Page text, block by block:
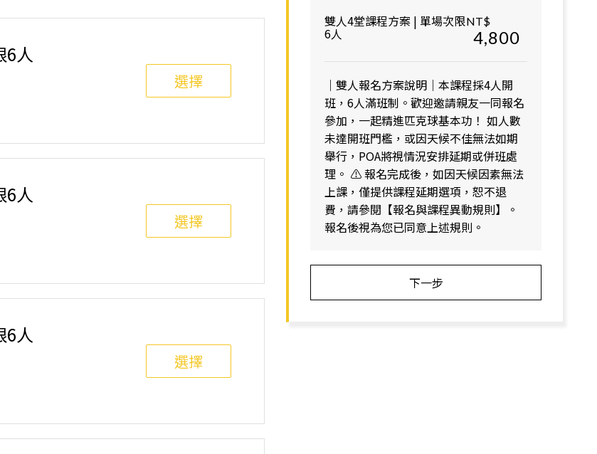
6人
選擇
請親友一同報名參加，一起精進匹克球基
退費，請參閱【報名與課程異動規則】。報
6人
選擇
請親友一同報名參加，一起精進匹克球基
退費，請參閱【報名與課程異動規則】。報
6人
選擇
請親友一同報名參加，一起精進匹克球基
雙人4堂課程方案 | 單場次限
6人
NT$
4,800
｜雙人報名方案說明｜本課程採4人開
班，6人滿班制。歡迎邀請親友一同報名
參加，一起精進匹克球基本功！ 如人數
未達開班門檻，或因天候不佳無法如期
舉行，POA將視情況安排延期或併班處
理。 ⚠️ 報名完成後，如因天候因素無法
上課，僅提供課程延期選項，恕不退
費，請參閱【報名與課程異動規則】。
報名後視為您已同意上述規則。
下一步